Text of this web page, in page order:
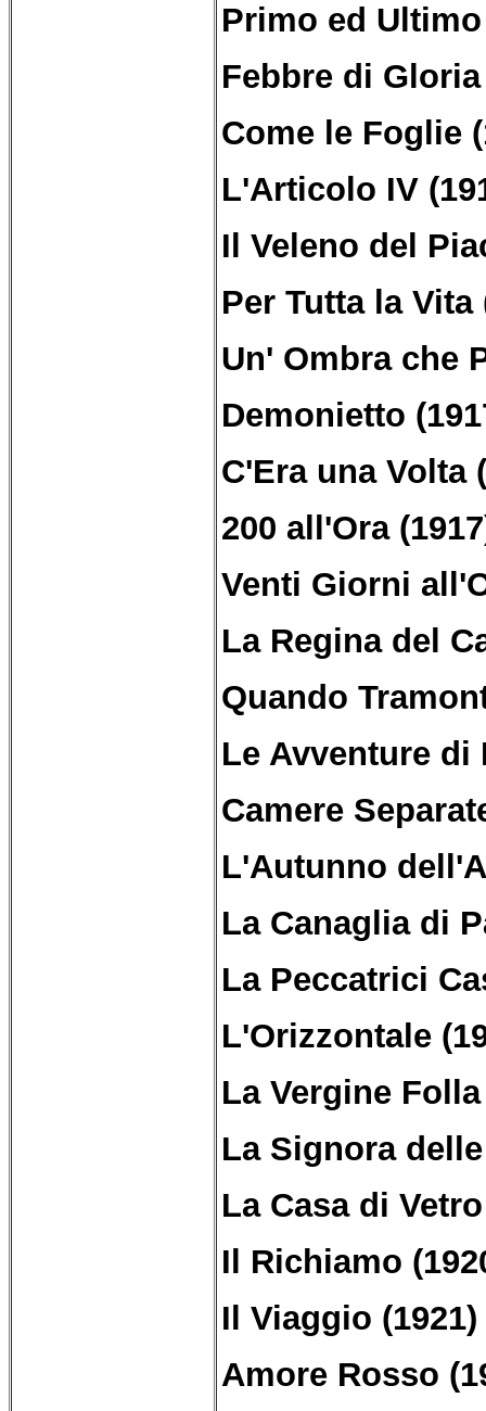
Primo ed
Febbre di Gloria
Come le Foglie
L'Articolo IV
Il Veleno del
Per Tutta la Vita
Un' Ombra che
Demonietto
C'Era una Volta
200 all'Ora
Venti Giorni
La Regina del
Quando
Le Avventure di
Camere
L'Autunno
La Canaglia di
La Peccatrici
L'Orizzontale
La Vergine Folla
La Signora
La Casa di
Il Richiamo
Il Viaggio (1921)
Amore Rosso